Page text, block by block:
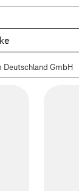
Deutschland GmbH